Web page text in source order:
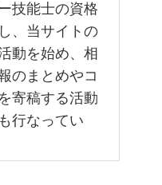
技能士の資格
、当サイトの
動を始め、相
のまとめやコ
寄稿する活動
行なってい